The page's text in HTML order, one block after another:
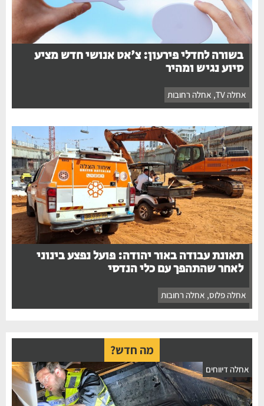
בשורה לחדלי פירעון: צ'אט אנושי חדש מציע
סיוע נגיש ומהיר
אחלה TV ,אחלה רחובות
תאונת עבודה באור יהודה: פועל נפצע בינוני
לאחר שהתהפך עם כלי הנדסי
אחלה פלוס ,אחלה רחובות
מה חדש?
דיווחים